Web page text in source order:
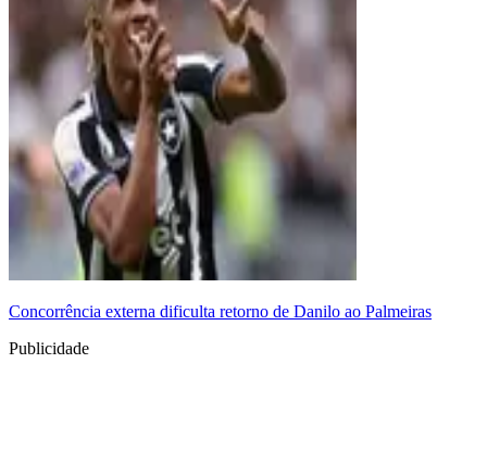
Concorrência externa dificulta retorno de Danilo ao Palmeiras
Publicidade